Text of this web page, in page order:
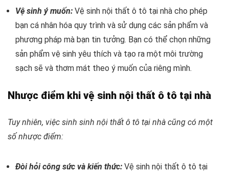
Vệ sinh ý muốn: Vệ sinh nội thất ô tô tại nhà cho phép
bạn cá nhân hóa quy trình và sử dụng các sản phẩm và
phương pháp mà bạn tin tưởng. Bạn có thể chọn những
sản phẩm vệ sinh yêu thích và tạo ra một môi trường
sạch sẽ và thơm mát theo ý muốn của riêng mình.
Nhược điểm khi vệ sinh nội thất ô tô tại nhà
Tuy nhiên, việc sinh sinh nội thất ô tô tại nhà cũng có một
số nhược điểm:
Đòi hỏi công sức và kiến thức: Vệ sinh nội thất ô tô tại